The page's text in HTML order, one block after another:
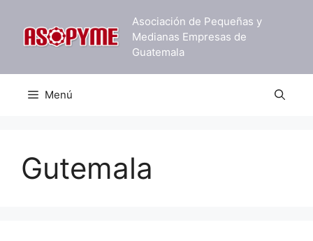
contenido
Asociación de Pequeñas y
Medianas Empresas de
Guatemala
Menú
Gutemala